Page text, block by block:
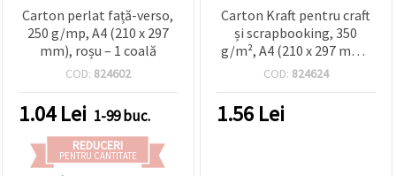
Carton perlat față-verso,
250 g/mp, A4 (210 x 297
mm), roșu – 1 coală
COD: 824602
1.04Lei 1-99 buc.
REDUCERI
PENTRU CANTITATE
Carton Kraft pentru craft
și scrapbooking, 350
g/m², A4 (210 x 297 mm),
Natural – 1 coală
COD: 824624
1.56 Lei